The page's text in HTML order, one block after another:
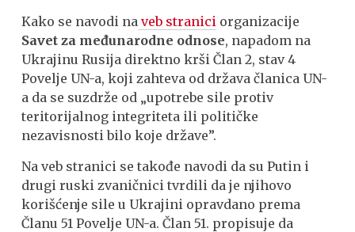
Kako se navodi na veb stranici organizacije
Savet za međunarodne odnose, napadom na
Ukrajinu Rusija direktno krši Član 2, stav 4
Povelje UN-a, koji zahteva od država članica UN-
a da se suzdrže od „upotrebe sile protiv
teritorijalnog integriteta ili političke
nezavisnosti bilo koje države”.
Na veb stranici se takođe navodi da su Putin i
drugi ruski zvaničnici tvrdili da je njihovo
korišćenje sile u Ukrajini opravdano prema
Članu 51 Povelje UN-a. Član 51. propisuje da